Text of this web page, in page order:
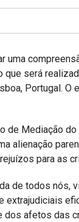
uma
será
Portugal.
de Mediação
alienação
para as
de todos
extrajudiciais
afetos das